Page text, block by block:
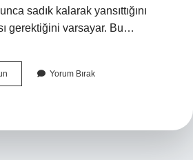
sadık kalarak yansıttığını
gerektiğini varsayar. Bu…
Yansıtmacı
Kuramı
Yorum Bırak